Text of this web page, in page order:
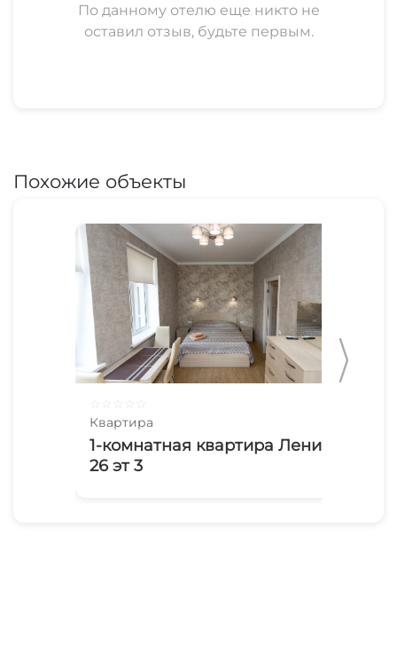
По данному отелю еще никто не
оставил отзыв, будьте первым.
Похожие объекты
Квартира
1-комнатная квартира Ленина
26 эт 3